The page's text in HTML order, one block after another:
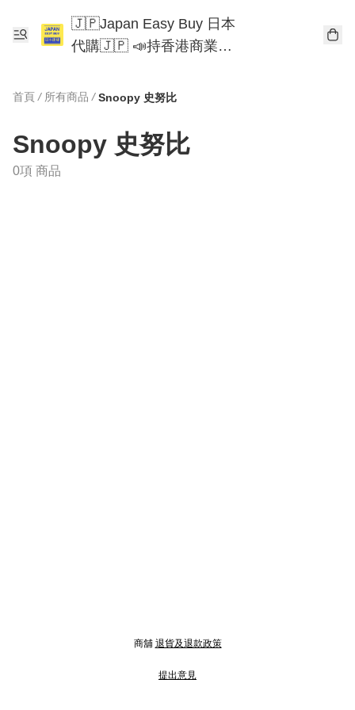
🇯🇵Japan Easy Buy 日本
代購🇯🇵 📣持香港商業登
Mofusand
首頁 / 所有商品 / Snoopy 史努比
Snoopy 史努比
0項 商品
商舖 退貨及退款政策
提出意見